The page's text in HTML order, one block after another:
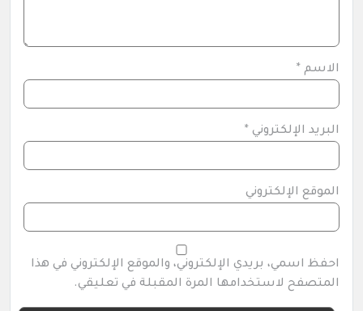
الاسم *
البريد الإلكتروني *
الموقع الإلكتروني
احفظ اسمي، بريدي الإلكتروني، والموقع الإلكتروني في هذا
المتصفح لاستخدامها المرة المقبلة في تعليقي.